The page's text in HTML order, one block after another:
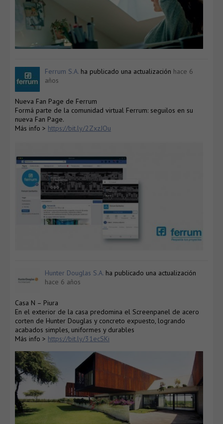
Ferrum S.A. ha publicado una actualización hace 6
años
Nueva Fan Page de Ferrum
Formá parte de la comunidad virtual Ferrum: seguilos en su
nueva Fan Page.
Más info > https://bit.ly/2ZxzJOu
Hunter Douglas S.A. ha publicado una actualización
hace 6 años
Casa N – Piura
En el exterior de la casa predomina el Screenpanel de acero
corten de Hunter Douglas y concreto expuesto, logrando
acabados simples, uniformes y durables
Más info > https://bit.ly/31ecSKi